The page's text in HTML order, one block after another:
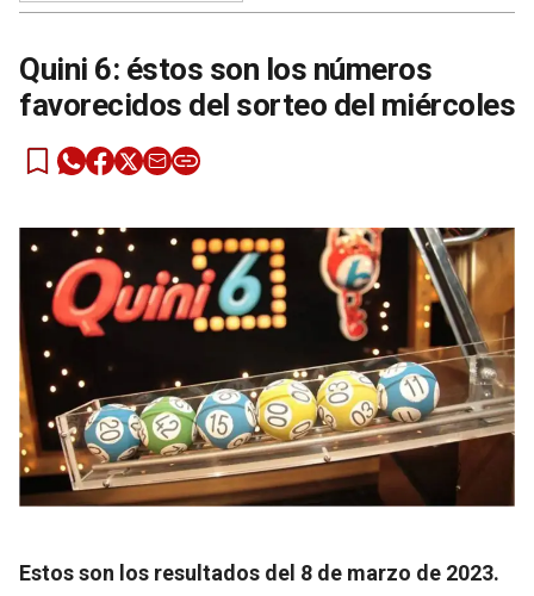
Quini 6: éstos son los números
favorecidos del sorteo del miércoles
Estos son los resultados del 8 de marzo de 2023.